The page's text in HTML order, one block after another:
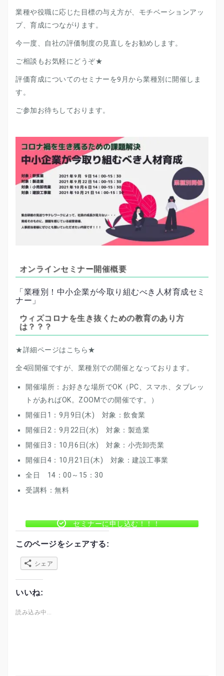
業種や役職に応じた目標の与え方が、モチベーションアッ
プ、育成につながります。
今一度、自社の評価制度の見直しをお勧めします。
ご相談もお気軽にどうぞ★
評価育成についてのセミナーを9月から業種別に開催しま
す。
ご参加お待ちしております。
オンラインセミナー開催概要
「業種別！中小企業が今取り組むべき人材育成セミ
ナー」
ウィズコロナを生き抜くための教育のあり方
は？？？
★詳細ページはこちら★
全4回開催ですが、業種別での開催となっております。
開催場所：お好きな場所でOK（PC、スマホ、タブレッ
トがあればOK。ZOOMでの開催です。）
開催日1：9月9日(木) 対象：飲食業
開催日2：9月22日(水) 対象：製造業
開催日3：10月6日(水) 対象：小売卸売業
開催日4：10月21日(木) 対象：建設工事業
全日 14：00～15：30
受講料：無料
セミナーに申し込む！！！
このページをシェアする:
シェア
いいね:
読み込み中…